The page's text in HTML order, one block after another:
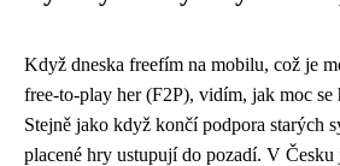
Když dneska freefím na mobilu, což je
free-to-play her (F2P), vidím, jak moc se
Stejně jako když končí podpora starých
placené hry ustupují do pozadí. V